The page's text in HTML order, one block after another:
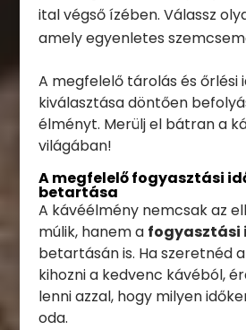
ital végső ízében. Válassz
amely egyenletes
A megfelelő tárolás és őrlési
kiválasztása döntően
élményt. Merülj el bátran a
világában!
A megfelelő fogyasztási
betartása
A kávéélmény nemcsak az
múlik, hanem a fogyasztási
betartásán is. Ha szeretnéd
kihozni a kedvenc kávéból,
lenni azzal, hogy milyen
oda.